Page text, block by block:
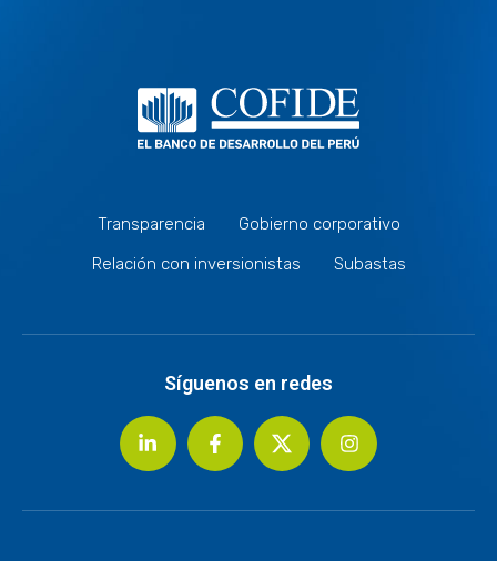
Transparencia
Gobierno corporativo
Relación con inversionistas
Subastas
Síguenos en redes